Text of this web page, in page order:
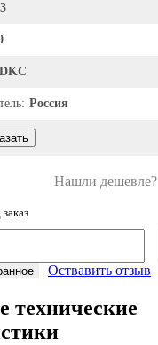
DKC
Россия
Нашли дешевле?
Оствавить отзыв
технические